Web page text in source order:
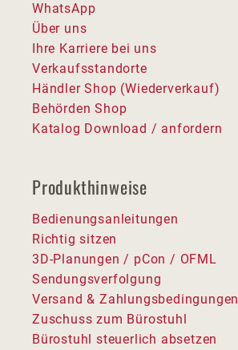
WhatsApp
Über uns
Ihre Karriere bei uns
Verkaufsstandorte
Händler Shop (Wiederverkauf)
Behörden Shop
Katalog Download / anfordern
Produkthinweise
Bedienungsanleitungen
Richtig sitzen
3D-Planungen / pCon / OFML
Sendungsverfolgung
Versand & Zahlungsbedingungen
Zuschuss zum Bürostuhl
Bürostuhl steuerlich absetzen